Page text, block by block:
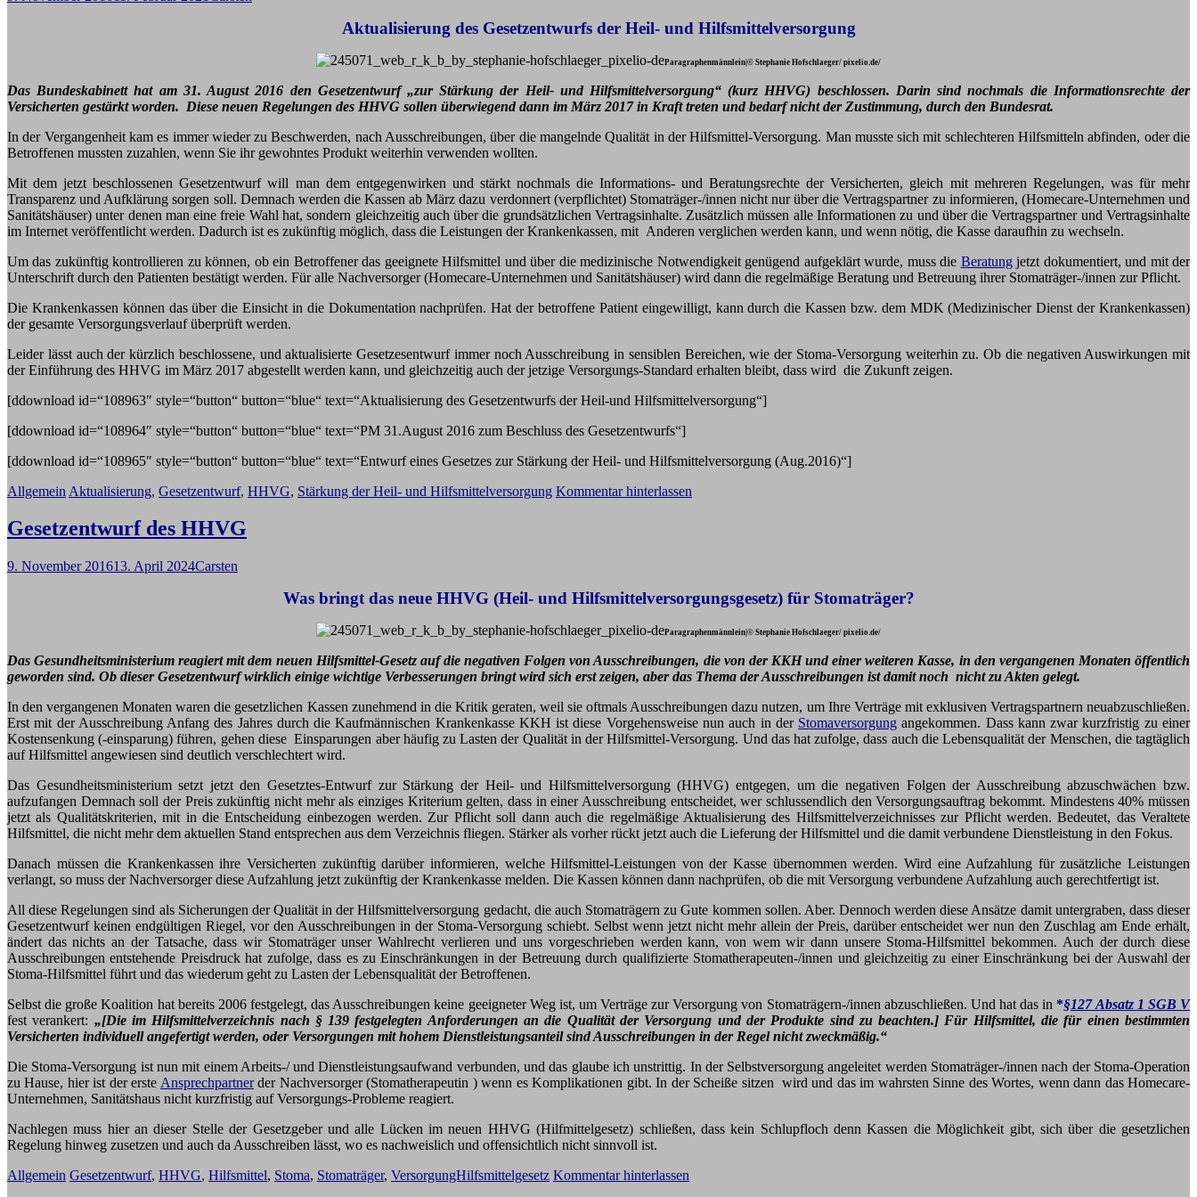
Aktualisierung des Gesetzentwurfs der Heil- und Hilfsmittelversorgung
Paragraphenmännlein|© Stephanie Hofschlaeger/ pixelio.de/
Das Bundeskabinett hat am 31. August 2016 den Gesetzentwurf „zur Stärkung der Heil- und Hilfsmittelversorgung“ (kurz HHVG) beschlossen. Darin sind nochmals die Informationsrechte der
Versicherten gestärkt worden. Diese neuen Regelungen des HHVG sollen überwiegend dann im März 2017 in Kraft treten und bedarf nicht der Zustimmung, durch den Bundesrat.
In der Vergangenheit kam es immer wieder zu Beschwerden, nach Ausschreibungen, über die mangelnde Qualität in der Hilfsmittel-Versorgung. Man musste sich mit schlechteren Hilfsmitteln abfinden, oder die
Betroffenen mussten zuzahlen, wenn Sie ihr gewohntes Produkt weiterhin verwenden wollten.
Mit dem jetzt beschlossenen Gesetzentwurf will man dem entgegenwirken und stärkt nochmals die Informations- und Beratungsrechte der Versicherten, gleich mit mehreren Regelungen, was für mehr
Transparenz und Aufklärung sorgen soll. Demnach werden die Kassen ab März dazu verdonnert (verpflichtet) Stomaträger-/innen nicht nur über die Vertragspartner zu informieren, (Homecare-Unternehmen und
Sanitätshäuser) unter denen man eine freie Wahl hat, sondern gleichzeitig auch über die grundsätzlichen Vertragsinhalte. Zusätzlich müssen alle Informationen zu und über die Vertragspartner und Vertragsinhalte
im Internet veröffentlicht werden. Dadurch ist es zukünftig möglich, dass die Leistungen der Krankenkassen, mit Anderen verglichen werden kann, und wenn nötig, die Kasse daraufhin zu wechseln.
Um das zukünftig kontrollieren zu können, ob ein Betroffener das geeignete Hilfsmittel und über die medizinische Notwendigkeit genügend aufgeklärt wurde, muss die Beratungjetzt dokumentiert, und mit der
Unterschrift durch den Patienten bestätigt werden. Für alle Nachversorger (Homecare-Unternehmen und Sanitätshäuser) wird dann die regelmäßige Beratung und Betreuung ihrer Stomaträger-/innen zur Pflicht.
Die Krankenkassen können das über die Einsicht in die Dokumentation nachprüfen. Hat der betroffene Patient eingewilligt, kann durch die Kassen bzw. dem MDK (Medizinischer Dienst der Krankenkassen)
der gesamte Versorgungsverlauf überprüft werden.
Leider lässt auch der kürzlich beschlossene, und aktualisierte Gesetzesentwurf immer noch Ausschreibung in sensiblen Bereichen, wie der Stoma-Versorgung weiterhin zu. Ob die negativen Auswirkungen mit
der Einführung des HHVG im März 2017 abgestellt werden kann, und gleichzeitig auch der jetzige Versorgungs-Standard erhalten bleibt, dass wird die Zukunft zeigen.
[ddownload id=“108963″ style=“button“ button=“blue“ text=“Aktualisierung des Gesetzentwurfs der Heil-und Hilfsmittelversorgung“]
[ddownload id=“108964″ style=“button“ button=“blue“ text=“PM 31.August 2016 zum Beschluss des Gesetzentwurfs“]
[ddownload id=“108965″ style=“button“ button=“blue“ text=“Entwurf eines Gesetzes zur Stärkung der Heil- und Hilfsmittelversorgung (Aug.2016)“]
Allgemein Aktualisierung, Gesetzentwurf, HHVG, Stärkung der Heil- und Hilfsmittelversorgung Kommentar hinterlassen
Gesetzentwurf des HHVG
9. November 201613. April 2024Carsten
Was bringt das neue HHVG (Heil- und Hilfsmittelversorgungsgesetz) für Stomaträger?
Paragraphenmännlein|© Stephanie Hofschlaeger/ pixelio.de/
Das Gesundheitsministerium reagiert mit dem neuen Hilfsmittel-Gesetz auf die negativen Folgen von Ausschreibungen, die von der KKH und einer weiteren Kasse, in den vergangenen Monaten öffentlich
geworden sind. Ob dieser Gesetzentwurf wirklich einige wichtige Verbesserungen bringt wird sich erst zeigen, aber das Thema der Ausschreibungen ist damit noch nicht zu Akten gelegt.
In den vergangenen Monaten waren die gesetzlichen Kassen zunehmend in die Kritik geraten, weil sie oftmals Ausschreibungen dazu nutzen, um Ihre Verträge mit exklusiven Vertragspartnern neuabzuschließen.
Erst mit der Ausschreibung Anfang des Jahres durch die Kaufmännischen Krankenkasse KKH ist diese Vorgehensweise nun auch in der Stomaversorgung angekommen. Dass kann zwar kurzfristig zu einer
Kostensenkung (-einsparung) führen, gehen diese Einsparungen aber häufig zu Lasten der Qualität in der Hilfsmittel-Versorgung. Und das hat zufolge, dass auch die Lebensqualität der Menschen, die tagtäglich
auf Hilfsmittel angewiesen sind deutlich verschlechtert wird.
Das Gesundheitsministerium setzt jetzt den Gesetztes-Entwurf zur Stärkung der Heil- und Hilfsmittelversorgung (HHVG) entgegen, um die negativen Folgen der Ausschreibung abzuschwächen bzw.
aufzufangen Demnach soll der Preis zukünftig nicht mehr als einziges Kriterium gelten, dass in einer Ausschreibung entscheidet, wer schlussendlich den Versorgungsauftrag bekommt. Mindestens 40% müssen
jetzt als Qualitätskriterien, mit in die Entscheidung einbezogen werden. Zur Pflicht soll dann auch die regelmäßige Aktualisierung des Hilfsmittelverzeichnisses zur Pflicht werden. Bedeutet, das Veraltete
Hilfsmittel, die nicht mehr dem aktuellen Stand entsprechen aus dem Verzeichnis fliegen. Stärker als vorher rückt jetzt auch die Lieferung der Hilfsmittel und die damit verbundene Dienstleistung in den Fokus.
Danach müssen die Krankenkassen ihre Versicherten zukünftig darüber informieren, welche Hilfsmittel-Leistungen von der Kasse übernommen werden. Wird eine Aufzahlung für zusätzliche Leistungen
verlangt, so muss der Nachversorger diese Aufzahlung jetzt zukünftig der Krankenkasse melden. Die Kassen können dann nachprüfen, ob die mit Versorgung verbundene Aufzahlung auch gerechtfertigt ist.
All diese Regelungen sind als Sicherungen der Qualität in der Hilfsmittelversorgung gedacht, die auch Stomaträgern zu Gute kommen sollen. Aber. Dennoch werden diese Ansätze damit untergraben, dass dieser
Gesetzentwurf keinen endgültigen Riegel, vor den Ausschreibungen in der Stoma-Versorgung schiebt. Selbst wenn jetzt nicht mehr allein der Preis, darüber entscheidet wer nun den Zuschlag am Ende erhält,
ändert das nichts an der Tatsache, dass wir Stomaträger unser Wahlrecht verlieren und uns vorgeschrieben werden kann, von wem wir dann unsere Stoma-Hilfsmittel bekommen. Auch der durch diese
Ausschreibungen entstehende Preisdruck hat zufolge, dass es zu Einschränkungen in der Betreuung durch qualifizierte Stomatherapeuten-/innen und gleichzeitig zu einer Einschränkung bei der Auswahl der
Stoma-Hilfsmittel führt und das wiederum geht zu Lasten der Lebensqualität der Betroffenen.
Selbst die große Koalition hat bereits 2006 festgelegt, das Ausschreibungen keine geeigneter Weg ist, um Verträge zur Versorgung von Stomaträgern-/innen abzuschließen. Und hat das in *§127 Absatz 1 SGB V
festverankert: „[Die im Hilfsmittelverzeichnis nach § 139 festgelegten Anforderungen an die Qualität der Versorgung und der Produkte sind zu beachten.] Für Hilfsmittel, die für einen bestimmten
Versicherten individuell angefertigt werden, oder Versorgungen mit hohem Dienstleistungsanteil sind Ausschreibungen in der Regel nicht zweckmäßig.“
Die Stoma-Versorgung ist nun mit einem Arbeits-/ und Dienstleistungsaufwand verbunden, und das glaube ich unstrittig. In der Selbstversorgung angeleitet werden Stomaträger-/innen nach der Stoma-Operation
zu Hause, hier ist der erste Ansprechpartnerder Nachversorger (Stomatherapeutin ) wenn es Komplikationen gibt. In der Scheiße sitzen wird und das im wahrsten Sinne des Wortes, wenn dann das Homecare-
Unternehmen, Sanitätshaus nicht kurzfristig auf Versorgungs-Probleme reagiert.
Nachlegen muss hier an dieser Stelle der Gesetzgeber und alle Lücken im neuen HHVG (Hilfmittelgesetz) schließen, dass kein Schlupfloch denn Kassen die Möglichkeit gibt, sich über die gesetzlichen
Regelung hinweg zusetzen und auch da Ausschreiben lässt, wo es nachweislich und offensichtlich nicht sinnvoll ist.
Allgemein Gesetzentwurf, HHVG, Hilfsmittel, Stoma, Stomaträger, VersorgungHilfsmittelgesetz Kommentar hinterlassen